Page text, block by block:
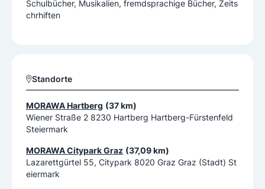
Schulbücher, Musikalien, fremdsprachige Bücher, Zeits
chrhiften
Standorte
MORAWA Hartberg (37 km)
Wiener Straße 2 8230 Hartberg Hartberg-Fürstenfeld
Steiermark
MORAWA Citypark Graz (37,09 km)
Lazarettgürtel 55, Citypark 8020 Graz Graz (Stadt) St
eiermark